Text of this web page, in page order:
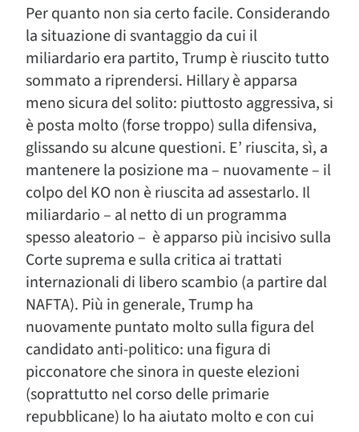
Per quanto non sia certo facile. Considerando
la situazione di svantaggio da cui il
miliardario era partito, Trump è riuscito tutto
sommato a riprendersi. Hillary è apparsa
meno sicura del solito: piuttosto aggressiva, si
è posta molto (forse troppo) sulla difensiva,
glissando su alcune questioni. E’ riuscita, sì, a
mantenere la posizione ma – nuovamente – il
colpo del KO non è riuscita ad assestarlo. Il
miliardario – al netto di un programma
spesso aleatorio – è apparso più incisivo sulla
Corte suprema e sulla critica ai trattati
internazionali di libero scambio (a partire dal
NAFTA). Più in generale, Trump ha
nuovamente puntato molto sulla figura del
candidato anti-politico: una figura di
picconatore che sinora in queste elezioni
(soprattutto nel corso delle primarie
repubblicane) lo ha aiutato molto e con cui